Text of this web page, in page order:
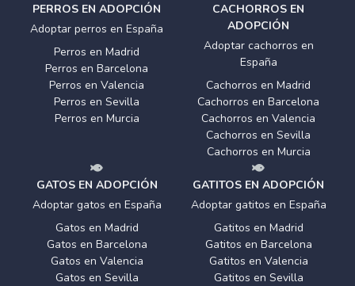
PERROS EN ADOPCIÓN
Adoptar perros en España
Perros en Madrid
Perros en Barcelona
Perros en Valencia
Perros en Sevilla
Perros en Murcia
CACHORROS EN
ADOPCIÓN
Adoptar cachorros en
España
Cachorros en Madrid
Cachorros en Barcelona
Cachorros en Valencia
Cachorros en Sevilla
Cachorros en Murcia
GATOS EN ADOPCIÓN
Adoptar gatos en España
Gatos en Madrid
Gatos en Barcelona
Gatos en Valencia
Gatos en Sevilla
GATITOS EN ADOPCIÓN
Adoptar gatitos en España
Gatitos en Madrid
Gatitos en Barcelona
Gatitos en Valencia
Gatitos en Sevilla